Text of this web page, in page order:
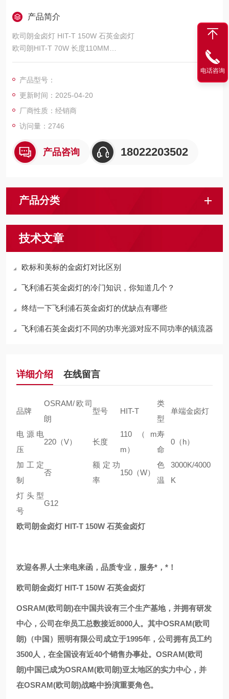
产品简介
欧司朗金卤灯 HIT-T 150W 石英金卤灯
欧司朗HIT-T 70W 长度110MM
G12灯头
产品型号：
更新时间：2025-04-20
厂商性质：经销商
访问量：2746
产品咨询 18022203502
产品分类
技术文章
欧标和美标的金卤灯对比区别
飞利浦石英金卤灯的冷门知识，你知道几个？
终结一下飞利浦石英金卤灯的优缺点有哪些
飞利浦石英金卤灯不同的功率光源对应不同功率的镇流器
详细介绍 在线留言
品牌
OSRAM/欧司
朗
型号 HIT-T
类
型
单端金卤灯
电源电
压
220（V） 长度
110（m
m）
寿
命
0（h）
加工定
制
否
额定功
率
150（W）
色
温
3000K/4000
K
灯头型
号
G12
欧司朗金卤灯 HIT-T 150W 石英金卤灯
欢迎各界人士来电来函，品质专业，服务*，*！
欧司朗金卤灯 HIT-T 150W 石英金卤灯
OSRAM(欧司朗)在中国共设有三个生产基地，并拥有研发
中心，公司在华员工总数接近8000人。其中OSRAM(欧司
朗) （中国）照明有限公司成立于1995年，公司拥有员工约
3500人，在全国设有近40个销售办事处。 OSRAM(欧司
朗)中国已成为OSRAM(欧司朗)亚太地区的实力中心，并
在OSRAM(欧司朗)战略中扮演重要角色。
电话咨询